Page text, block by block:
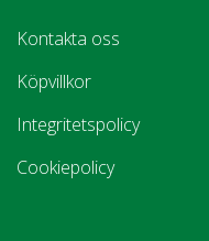
Kontakta oss
Köpvillkor
Integritetspolicy
Cookiepolicy